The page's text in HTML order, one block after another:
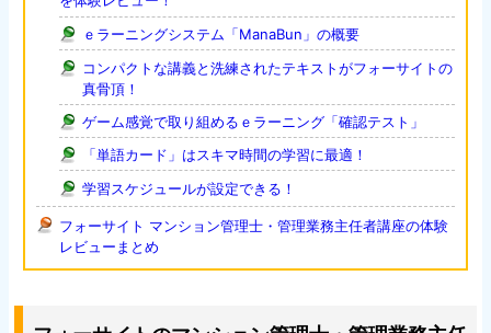
ｅラーニングシステム「ManaBun」の概要
コンパクトな講義と洗練されたテキストがフォーサイトの
真骨頂！
ゲーム感覚で取り組めるｅラーニング「確認テスト」
「単語カード」はスキマ時間の学習に最適！
学習スケジュールが設定できる！
フォーサイト マンション管理士・管理業務主任者講座の体験
レビューまとめ